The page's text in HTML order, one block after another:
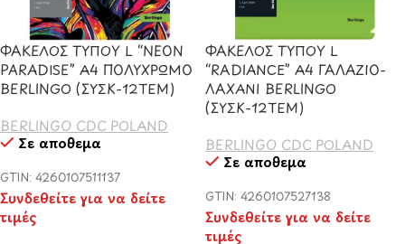
ΦΑΚΕΛΟΣ ΤΥΠΟΥ L “NEON
PARADISE” A4 ΠΟΛΥΧΡΩΜΟ
BERLINGO (ΣΥΣΚ-12ΤΕΜ)
BERLINGO CDC POLAND
Σε απόθεμα
GTIN: 4260107511137
Συνδεθείτε για να δείτε
τιμές
ΦΑΚΕΛΟΣ ΤΥΠΟΥ L
“RADIANCE” A4 ΓΑΛΑΖΙΟ-
ΛΑΧΑΝΙ BERLINGO
(ΣΥΣΚ-12ΤΕΜ)
BERLINGO CDC POLAND
Σε απόθεμα
GTIN: 4260107527138
Συνδεθείτε για να δείτε
τιμές